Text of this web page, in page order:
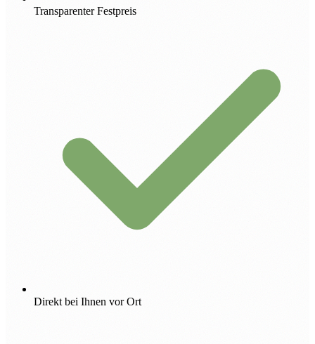
Transparenter Festpreis
Direkt bei Ihnen vor Ort